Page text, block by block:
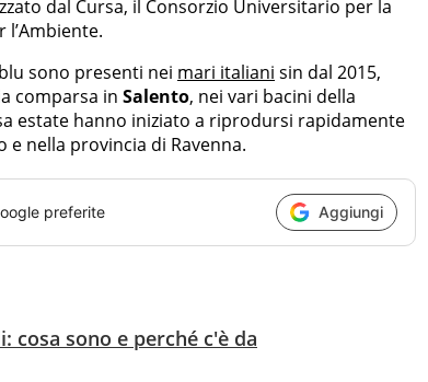
dal Cursa, il Consorzio Universitario per la
l’Ambiente.
sono presenti nei mari italiani sin dal 2015,
comparsa in Salento, nei vari bacini della
estate hanno iniziato a riprodursi rapidamente
e nella provincia di Ravenna.
preferite Aggiungi
cosa sono e perché c'è da